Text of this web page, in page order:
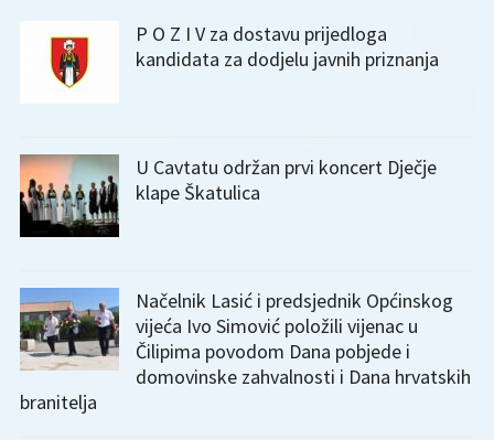
P O Z I V za dostavu prijedloga
kandidata za dodjelu javnih priznanja
U Cavtatu održan prvi koncert Dječje
klape Škatulica
Načelnik Lasić i predsjednik Općinskog
vijeća Ivo Simović položili vijenac u
Čilipima povodom Dana pobjede i
domovinske zahvalnosti i Dana hrvatskih
branitelja